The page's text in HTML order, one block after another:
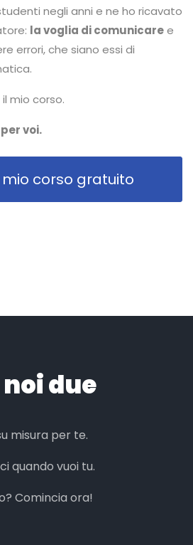
negli anni e ne ho ricavato
la voglia di comunicaree
errori, che siano essi di
mio corso.
voi.
mio corso gratuito
due
misura per te.
quando vuoi tu.
Comincia ora!